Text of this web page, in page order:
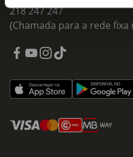
218 247 247
(Chamada para a rede fixa